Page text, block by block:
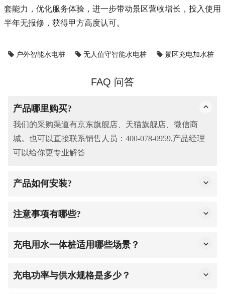
套能力，优化服务体验，进一步带动景区营收增长，投入使用
半年无报修，获得甲方高度认可。
户外智能水电桩 无人值守智能水电桩 景区充电加水桩
FAQ 问答
产品哪里购买?
我们的采购渠道有京东旗舰店、天猫旗舰店、微信商
城。也可以直接联系销售人员：400-078-0959,产品经理
可以给你更专业解答
产品如何安装?
索取），确认齐全；勘察点位，远离积水、靠近水电接
2.固定安装：将主体放预设点位，用配套螺栓固定牢固，
3.水电连接：按说明书接水管（密封防漏）、供电线路
（专业电工操作，规范接地）。
注意事项有哪些?
操作，做好防水防雷，漏电保护措施，确保承重达标、
充电用水一体桩适用哪些场景？
露营地等户外场景。
充电功率与供水规格是多少？